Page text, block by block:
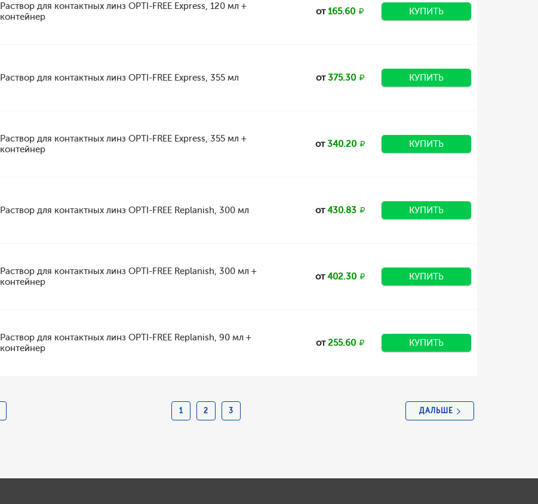
Раствор для контактных линз OPTI-FREE Express, 120 мл +
контейнер
от165.60 КУПИТЬ
Раствор для контактных линз OPTI-FREE Express, 355 мл от375.30 КУПИТЬ
Раствор для контактных линз OPTI-FREE Express, 355 мл +
контейнер
от340.20 КУПИТЬ
Раствор для контактных линз OPTI-FREE Replanish, 300 мл от430.83 КУПИТЬ
Раствор для контактных линз OPTI-FREE Replanish, 300 мл +
контейнер
от402.30 КУПИТЬ
Раствор для контактных линз OPTI-FREE Replanish, 90 мл +
контейнер
от255.60 КУПИТЬ
1 2 3 ДАЛЬШЕ